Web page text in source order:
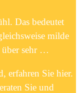
Das bedeutet
milde
über sehr …
erfahren Sie hier.
Sie und